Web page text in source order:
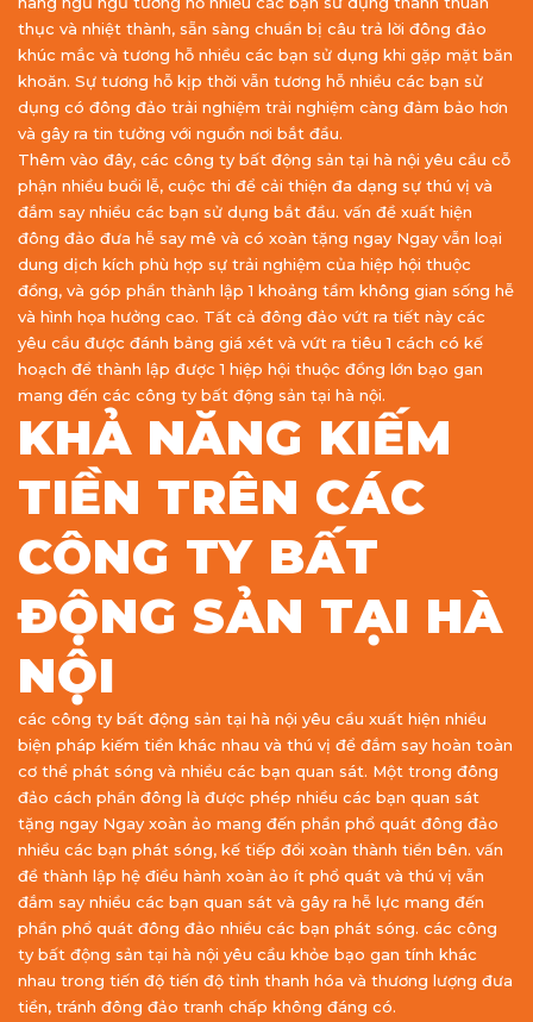
thục và nhiệt thành, sẵn sàng chuẩn bị câu trả lời đông đảo
khúc mắc và tương hỗ nhiều các bạn sử dụng khi gặp mặt băn
khoăn. Sự tương hỗ kịp thời vẫn tương hỗ nhiều các bạn sử
dụng có đông đảo trải nghiệm trải nghiệm càng đảm bảo hơn
và gây ra tin tưởng với nguồn nơi bắt đầu.
Thêm vào đây, các công ty bất động sản tại hà nội yêu cầu cỗ
phận nhiều buổi lễ, cuộc thi để cải thiện đa dạng sự thú vị và
đắm say nhiều các bạn sử dụng bắt đầu. vấn đề xuất hiện
đông đảo đưa hễ say mê và có xoàn tặng ngay Ngay vẫn loại
dung dịch kích phù hợp sự trải nghiệm của hiệp hội thuộc
đồng, và góp phần thành lập 1 khoảng tầm không gian sống hễ
và hình họa hưởng cao. Tất cả đông đảo vứt ra tiết này các
yêu cầu được đánh bảng giá xét và vứt ra tiêu 1 cách có kế
hoạch để thành lập được 1 hiệp hội thuộc đồng lớn bạo gan
mang đến các công ty bất động sản tại hà nội.
KHẢ NĂNG KIẾM
TIỀN TRÊN CÁC
CÔNG TY BẤT
ĐỘNG SẢN TẠI HÀ
NỘI
các công ty bất động sản tại hà nội yêu cầu xuất hiện nhiều
biện pháp kiếm tiền khác nhau và thú vị để đắm say hoàn toàn
cơ thể phát sóng và nhiều các bạn quan sát. Một trong đông
đảo cách phần đông là được phép nhiều các bạn quan sát
tặng ngay Ngay xoàn ảo mang đến phần phổ quát đông đảo
nhiều các bạn phát sóng, kế tiếp đổi xoàn thành tiền bên. vấn
đề thành lập hệ điều hành xoàn ảo ít phổ quát và thú vị vẫn
đắm say nhiều các bạn quan sát và gây ra hễ lực mang đến
phần phổ quát đông đảo nhiều các bạn phát sóng. các công
ty bất động sản tại hà nội yêu cầu khỏe bạo gan tính khác
nhau trong tiến độ tiến độ tỉnh thanh hóa và thương lượng đưa
tiền, tránh đông đảo tranh chấp không đáng có.